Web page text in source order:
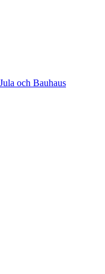
och Bauhaus